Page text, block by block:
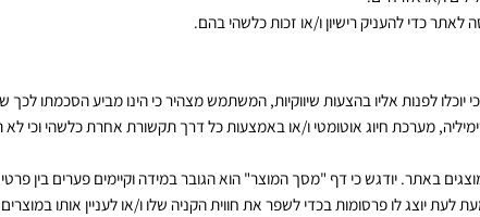
קוד מחשב, קבצים גרפיים, טקסט וכל חומר אחר הכלולים בו, הינן
הסכמה מוקדמת ומפורשת בכתב מהחברה. כל הפרה של האמור בסעיף זה,
אזרחיים.
להעניק רישיון ו/או זכות כלשהי בהם.